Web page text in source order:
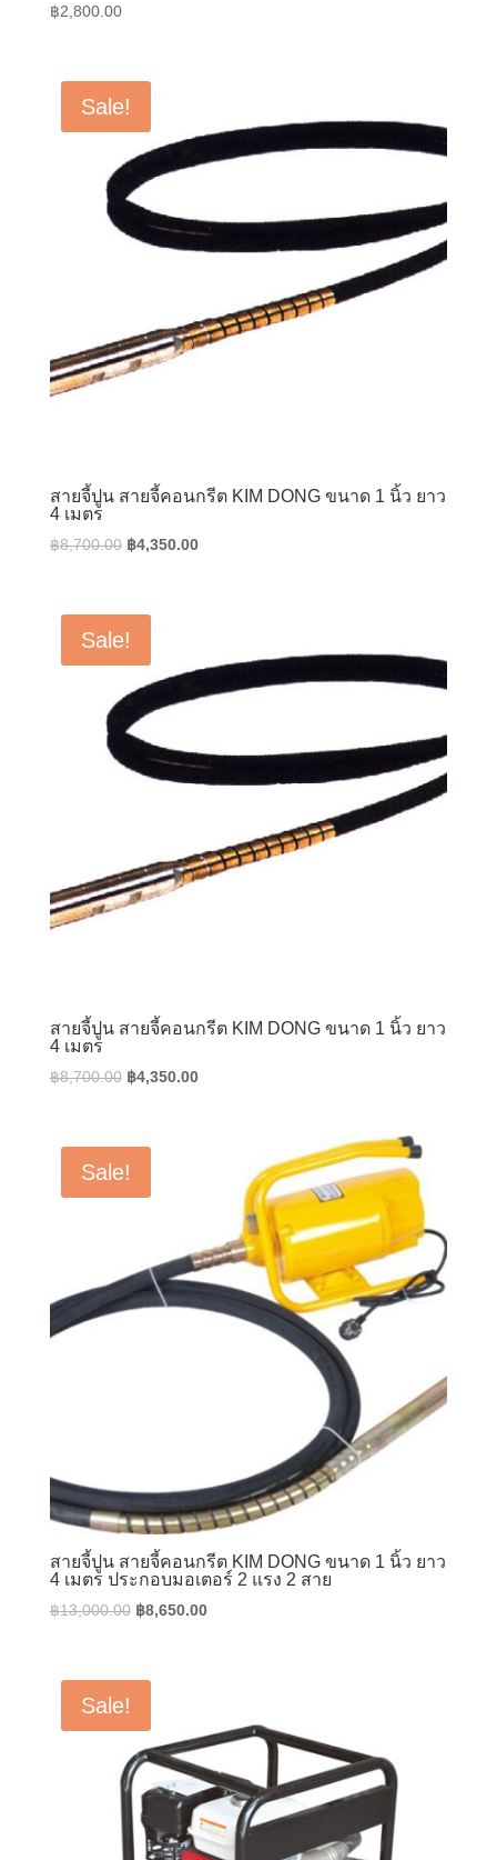
฿2,800.00
Sale!
สายจี้ปูน สายจี้คอนกรีต KIM DONG ขนาด 1 นิ้ว ยาว
4 เมตร
฿8,700.00 Original
฿8,700.00.
฿4,350.00Current
Sale!
สายจี้ปูน สายจี้คอนกรีต KIM DONG ขนาด 1 นิ้ว ยาว
4 เมตร
฿8,700.00 Original
฿8,700.00.
฿4,350.00Current
Sale!
สายจี้ปูน สายจี้คอนกรีต KIM DONG ขนาด 1 นิ้ว ยาว
4 เมตร ประกอบมอเตอร์ 2 แรง 2 สาย
฿13,000.00 Original
฿13,000.00.
฿8,650.00Current
Sale!